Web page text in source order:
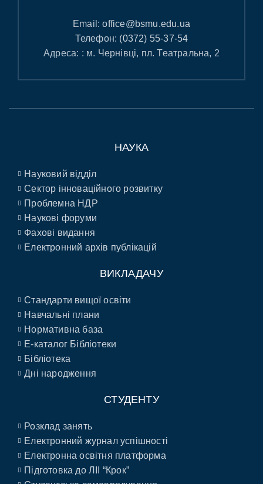
Email:office@bsmu.edu.ua
Телефон: (0372) 55-37-54
Адреса: : м. Чернівці, пл. Театральна, 2
НАУКА
Науковий відділ
Сектор інноваційного розвитку
Проблемна НДР
Наукові форуми
Фахові видання
Електронний архів публікацій
ВИКЛАДАЧУ
Стандарти вищої освіти
Навчальні плани
Нормативна база
E-каталог Бібліотеки
Бібліотека
Дні народження
СТУДЕНТУ
Розклад занять
Електронний журнал успішності
Електронна освітня платформа
Підготовка до ЛІІ “Крок”